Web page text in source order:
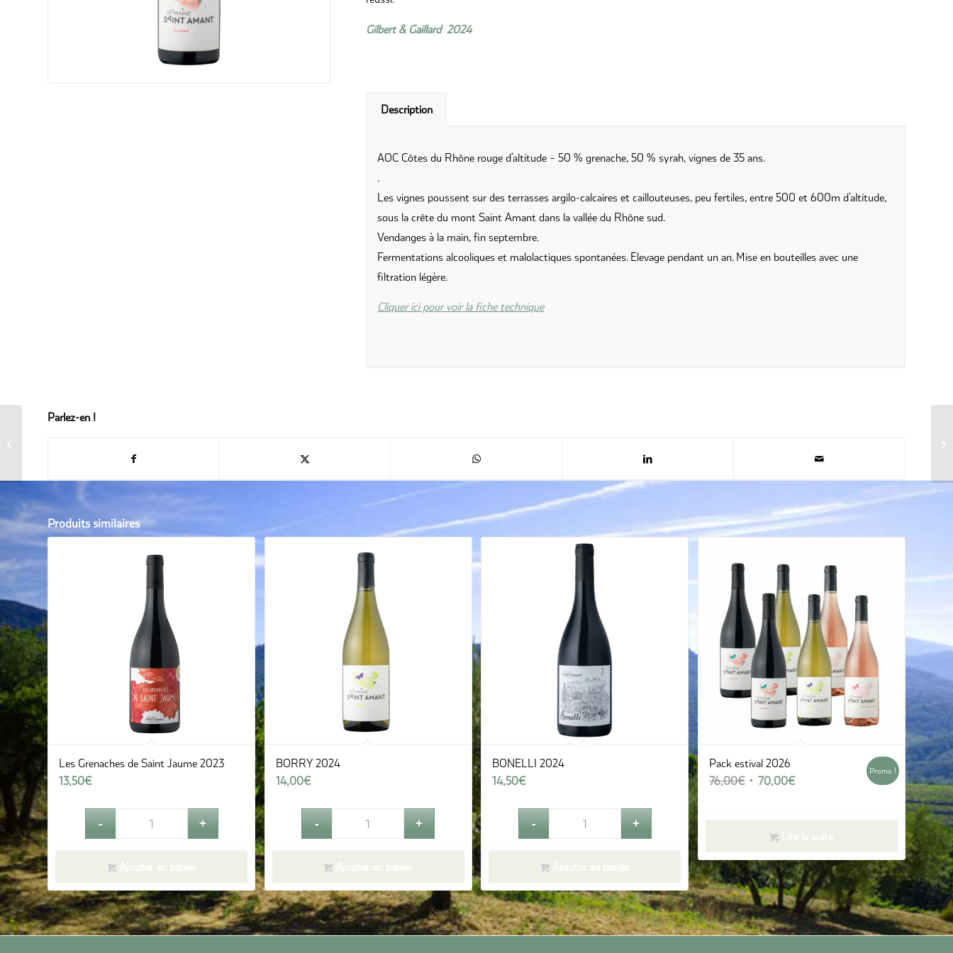
Gilbert & Gaillard 2024
Description
AOC Côtes du Rhône rouge d’altitude – 50 % grenache, 50 % syrah, vignes de 35 ans.
.
Les vignes poussent sur des terrasses argilo-calcaires et caillouteuses, peu fertiles, entre 500 et 600m d’altitude,
sous la crête du mont Saint Amant dans la vallée du Rhône sud.
Vendanges à la main, fin septembre.
Fermentations alcooliques et malolactiques spontanées. Elevage pendant un an. Mise en bouteilles avec une
filtration légère.
Cliquer ici pour voir la fiche technique
Parlez-en !
Produits similaires
Les Grenaches de Saint Jaume 2023
13,50€
Ajouter au panier
BORRY 2024
14,00€
Ajouter au panier
BONELLI 2024
14,50€
Ajouter au panier
Pack estival 2026
76,00€ Le
était :
76,00€.
70,00€Le
est :
Promo !
Lire la suite